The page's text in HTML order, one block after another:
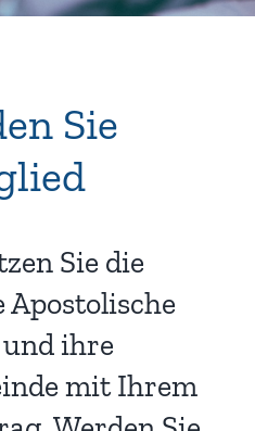
Sie
Sie die
ihre
mit Ihrem